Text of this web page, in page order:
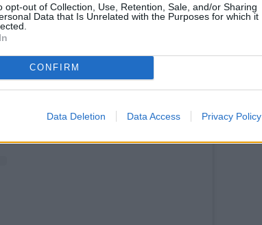
opt-out of Collection, Use, Retention, Sale, and/or Sharing
Data that Is Unrelated with the Purposes for which it
CONFIRM
Data Deletion Data Access Privacy Policy